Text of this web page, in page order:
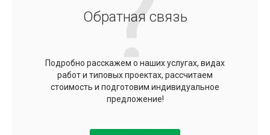
Обратная связь
Подробно расскажем о наших услугах, видах
работ и типовых проектах, рассчитаем
стоимость и подготовим индивидуальное
предложение!